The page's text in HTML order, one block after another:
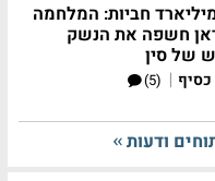
מיליארד חביות: המלחמה
חשפה את הנשק
של סין
|
(5)
ודעות